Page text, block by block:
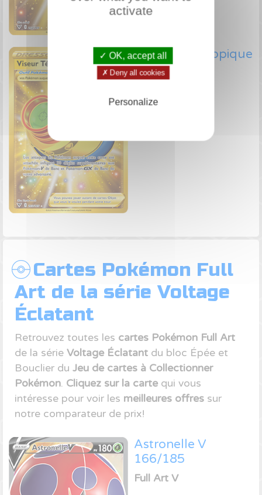
Viseur Téléscopique
203/185
Cartes Pokémon Full
Art de la série Voltage
Éclatant
Retrouvez toutes les cartes Pokémon Full Art
de la série Voltage Éclatant du bloc Épée et
Bouclier du Jeu de cartes à Collectionner
Pokémon. Cliquez sur la carte qui vous
intéresse pour voir les meilleures offres sur
notre comparateur de prix!
Astronelle V
166/185
Full Art V
activate
✓ OK, accept all
✗ Deny all cookies
Personalize